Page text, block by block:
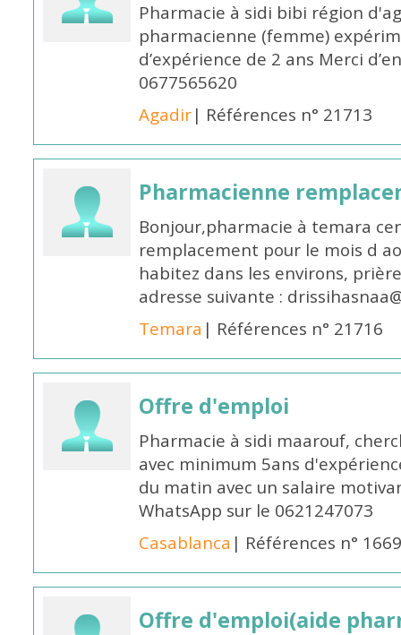
Pharmacie à sidi bibi région
pharmacienne (femme)
d’expérience de 2 ans Merci
0677565620
Agadir| Références n° 21713
Pharmacienne
Bonjour,pharmacie à temara
remplacement pour le mois d
habitez dans les environs,
adresse suivante :
Temara | Références n° 21716
Offre d'emploi
Pharmacie à sidi maarouf,
avec minimum 5ans
du matin avec un salaire
WhatsApp sur le 0621247073
Casablanca | Références n°
Offre d'emploi(aide